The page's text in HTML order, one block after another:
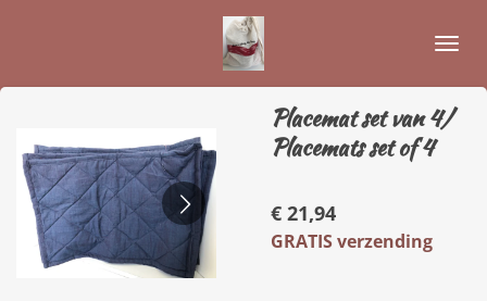
Placemat set van 4/
Placemats set of 4
€ 21,94
GRATIS verzending